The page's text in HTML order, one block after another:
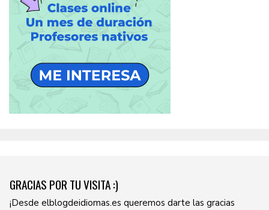
GRACIAS POR TU VISITA :)
¡Desde elblogdeidiomas.es queremos darte las gracias